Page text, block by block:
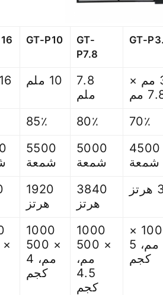
GT-
GT-
P7.8
GT-P10
3.91 مم ×
مم
7.8
ملم
10 ملم 16
70٪ 80٪ 85٪
4500
شمعة
5000
شمعة
5500
شمعة
3840
هرتز
1920
هرتز
1000 ×
500 مم، 5
كجم
1000
× 500
مم،
4.5
كجم
1000
× 500
مم، 4
كجم